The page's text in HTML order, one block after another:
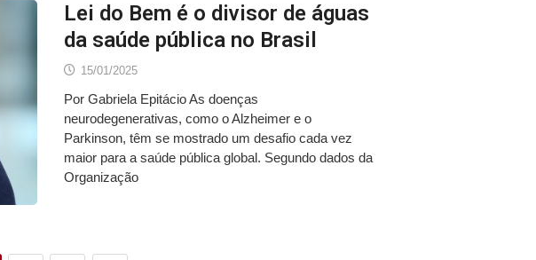
Lei do Bem é o divisor de águas
da saúde pública no Brasil
15/01/2025
Por Gabriela Epitácio As doenças
neurodegenerativas, como o Alzheimer e o
Parkinson, têm se mostrado um desafio cada vez
maior para a saúde pública global. Segundo dados da
Organização